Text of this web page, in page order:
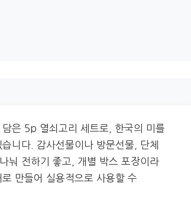
은 5p 열쇠고리 세트로, 한국의 미를
니다. 감사선물이나 방문선물, 단체
눠 전하기 좋고, 개별 박스 포장이라
만들어 실용적으로 사용할 수